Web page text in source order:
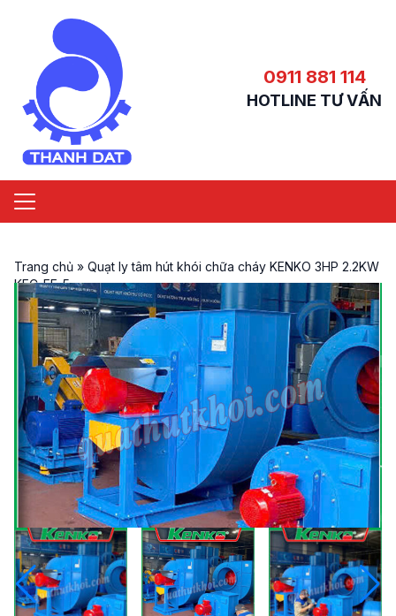
0911 881 114
HOTLINE TƯ VẤN
Trang chủ » Quạt ly tâm hút khói chữa cháy KENKO 3HP 2.2KW
KEC-FF-5